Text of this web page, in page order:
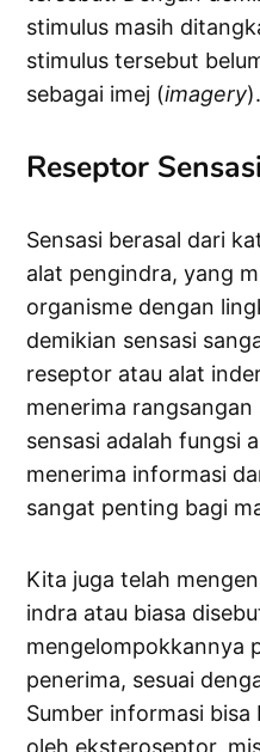
stimulus masih
stimulus tersebut
sebagai imej (imagery).
Reseptor Sensasi
Sensasi berasal dari
alat pengindra, yang
organisme dengan
demikian sensasi
reseptor atau alat
menerima rangsangan
sensasi adalah fungsi
menerima informasi
sangat penting bagi
Kita juga telah
indra atau biasa
mengelompokkannya
penerima, sesuai
Sumber informasi bisa
oleh eksteroseptor,